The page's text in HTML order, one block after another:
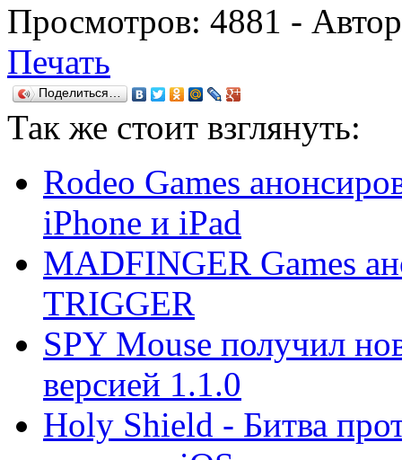
Просмотров: 4881 -
Печать
Поделиться…
Так же стоит взглянуть:
Rodeo Games
iPhone и iPad
MADFINGER Games
TRIGGER
SPY Mouse получил
версией 1.1.0
Holy Shield - Битва